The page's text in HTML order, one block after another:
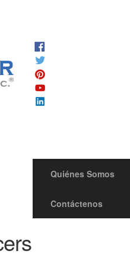
Quiénes Somos
Contáctenos